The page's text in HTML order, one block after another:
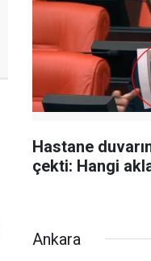
Hastane
çekti: Hangi
Ankara